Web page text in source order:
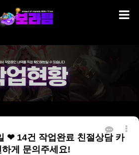
❤ 14건 작업완료 친절상담 카
게 문의주세요!